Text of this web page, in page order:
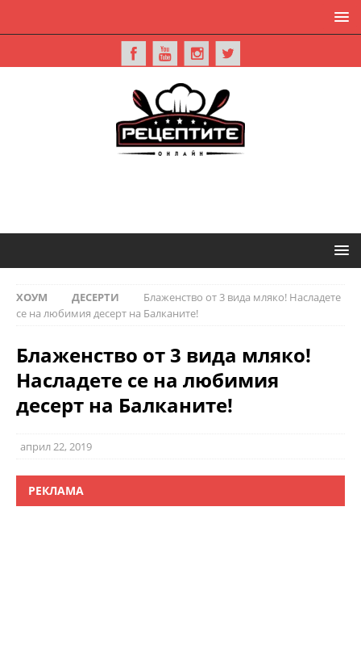
ХОУМ ДЕСЕРТИ
Блаженство от 3 вида мляко! Насладете
се на любимия десерт на Балканите!
Блаженство от 3 вида мляко!
Насладете се на любимия
десерт на Балканите!
април 22, 2019
РЕКЛАМА